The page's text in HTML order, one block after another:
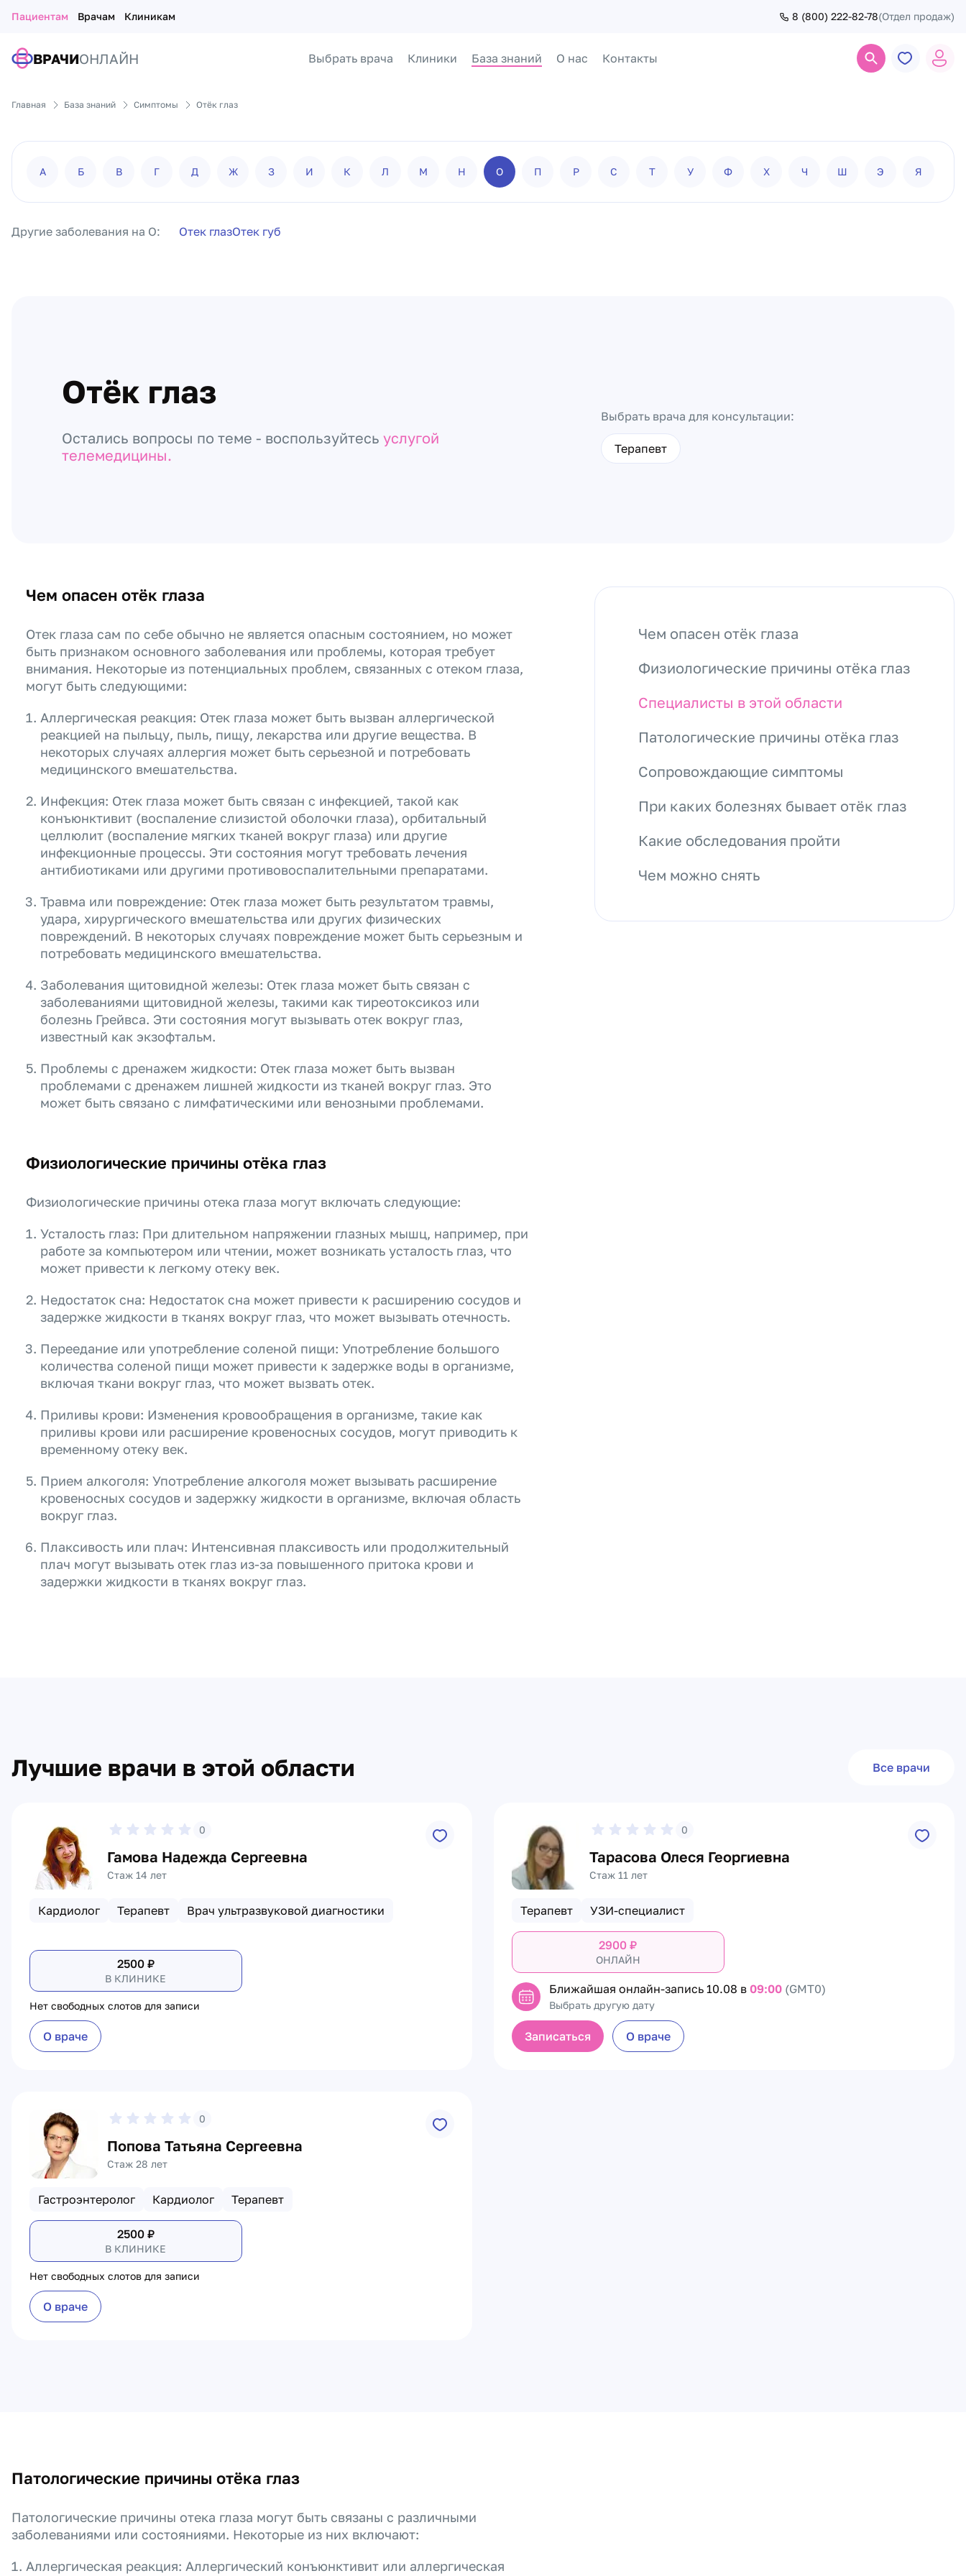
Пациентам Врачам Клиникам 8 (800) 222-82-78(Отдел продаж)
ВРАЧИОНЛАЙН Выбрать врача Клиники База знаний О нас Контакты
Главная База знаний Симптомы Отёк глаз
А Б В Г Д Ж З И К Л М Н О П Р С Т У Ф Х Ч Ш Э Я
Другие заболевания на О: Отек глазОтек губ
Отёк глаз
Остались вопросы по теме - воспользуйтесь услугой
телемедицины.
Выбрать врача для консультации:
Терапевт
Чем опасен отёк глаза
Отек глаза сам по себе обычно не является опасным состоянием, но может
быть признаком основного заболевания или проблемы, которая требует
внимания. Некоторые из потенциальных проблем, связанных с отеком глаза,
могут быть следующими:
Аллергическая реакция: Отек глаза может быть вызван аллергической
реакцией на пыльцу, пыль, пищу, лекарства или другие вещества. В
некоторых случаях аллергия может быть серьезной и потребовать
медицинского вмешательства.
Инфекция: Отек глаза может быть связан с инфекцией, такой как
конъюнктивит (воспаление слизистой оболочки глаза), орбитальный
целлюлит (воспаление мягких тканей вокруг глаза) или другие
инфекционные процессы. Эти состояния могут требовать лечения
антибиотиками или другими противовоспалительными препаратами.
Травма или повреждение: Отек глаза может быть результатом травмы,
удара, хирургического вмешательства или других физических
повреждений. В некоторых случаях повреждение может быть серьезным и
потребовать медицинского вмешательства.
Заболевания щитовидной железы: Отек глаза может быть связан с
заболеваниями щитовидной железы, такими как тиреотоксикоз или
болезнь Грейвса. Эти состояния могут вызывать отек вокруг глаз,
известный как экзофтальм.
Проблемы с дренажем жидкости: Отек глаза может быть вызван
проблемами с дренажем лишней жидкости из тканей вокруг глаз. Это
может быть связано с лимфатическими или венозными проблемами.
Физиологические причины отёка глаз
Физиологические причины отека глаза могут включать следующие:
Усталость глаз: При длительном напряжении глазных мышц, например, при
работе за компьютером или чтении, может возникать усталость глаз, что
может привести к легкому отеку век.
Недостаток сна: Недостаток сна может привести к расширению сосудов и
задержке жидкости в тканях вокруг глаз, что может вызывать отечность.
Переедание или употребление соленой пищи: Употребление большого
количества соленой пищи может привести к задержке воды в организме,
включая ткани вокруг глаз, что может вызвать отек.
Приливы крови: Изменения кровообращения в организме, такие как
приливы крови или расширение кровеносных сосудов, могут приводить к
временному отеку век.
Прием алкоголя: Употребление алкоголя может вызывать расширение
кровеносных сосудов и задержку жидкости в организме, включая область
вокруг глаз.
Плаксивость или плач: Интенсивная плаксивость или продолжительный
плач могут вызывать отек глаз из-за повышенного притока крови и
задержки жидкости в тканях вокруг глаз.
Чем опасен отёк глаза
Физиологические причины отёка глаз
Специалисты в этой области
Патологические причины отёка глаз
Сопровождающие симптомы
При каких болезнях бывает отёк глаз
Какие обследования пройти
Чем можно снять
Лучшие врачи в этой области Все врачи
0
Гамова Надежда Сергеевна
Стаж 14 лет
Кардиолог Терапевт Врач ультразвуковой диагностики
2500₽
В КЛИНИКЕ
Нет свободных слотов для записи
О враче
0
Тарасова Олеся Георгиевна
Стаж 11 лет
Терапевт УЗИ-специалист
2900 ₽
ОНЛАЙН
Ближайшая онлайн-запись 10.08 в 09:00 (GMT0)
Выбрать другую дату
Записаться О враче
0
Попова Татьяна Сергеевна
Стаж 28 лет
Гастроэнтеролог Кардиолог Терапевт
2500₽
В КЛИНИКЕ
Нет свободных слотов для записи
О враче
Патологические причины отёка глаз
Патологические причины отека глаза могут быть связаны с различными
заболеваниями или состояниями. Некоторые из них включают:
Аллергическая реакция: Аллергический конъюнктивит или аллергическая